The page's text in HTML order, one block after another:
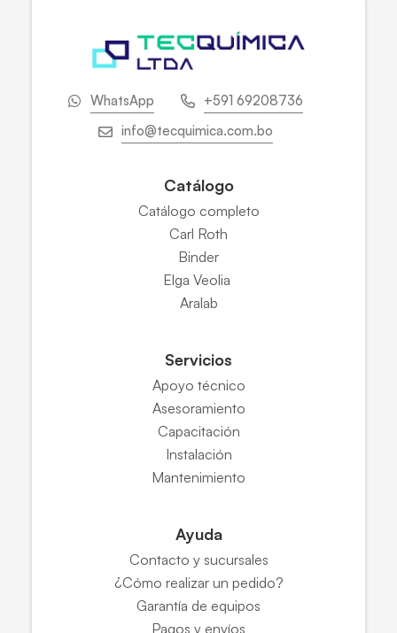
WhatsApp
+591 69208736
info@tecquimica.com.bo
Catálogo
Catálogo completo
Carl Roth
Binder
Elga Veolia
Aralab
Servicios
Apoyo técnico
Asesoramiento
Capacitación
Instalación
Mantenimiento
Ayuda
Contacto y sucursales
¿Cómo realizar un pedido?
Garantía de equipos
Pagos y envíos